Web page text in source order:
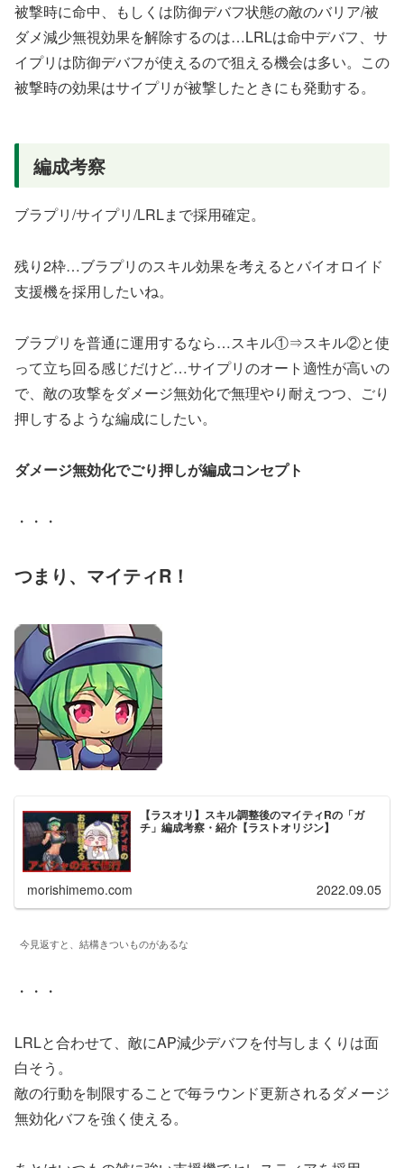
被撃時に命中、もしくは防御デバフ状態の敵のバリア/被
ダメ減少無視効果を解除するのは…LRLは命中デバフ、サ
イプリは防御デバフが使えるので狙える機会は多い。この
被撃時の効果はサイプリが被撃したときにも発動する。
編成考察
ブラプリ/サイプリ/LRLまで採用確定。
残り2枠…ブラプリのスキル効果を考えるとバイオロイド
支援機を採用したいね。
ブラプリを普通に運用するなら…スキル①⇒スキル②と使
って立ち回る感じだけど…サイプリのオート適性が高いの
で、敵の攻撃をダメージ無効化で無理やり耐えつつ、ごり
押しするような編成にしたい。
ダメージ無効化でごり押しが編成コンセプト
・・・
つまり、マイティR！
【ラスオリ】スキル調整後のマイティRの「ガ
チ」編成考察・紹介【ラストオリジン】
morishimemo.com 2022.09.05
今見返すと、結構きついものがあるな
・・・
LRLと合わせて、敵にAP減少デバフを付与しまくりは面
白そう。
敵の行動を制限することで毎ラウンド更新されるダメージ
無効化バフを強く使える。